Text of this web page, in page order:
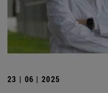
23 | 06 | 2025